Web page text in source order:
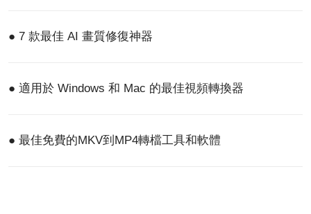
● 7 款最佳 AI 畫質修復神器
● 適用於 Windows 和 Mac 的最佳視頻轉換器
● 最佳免費的MKV到MP4轉檔工具和軟體